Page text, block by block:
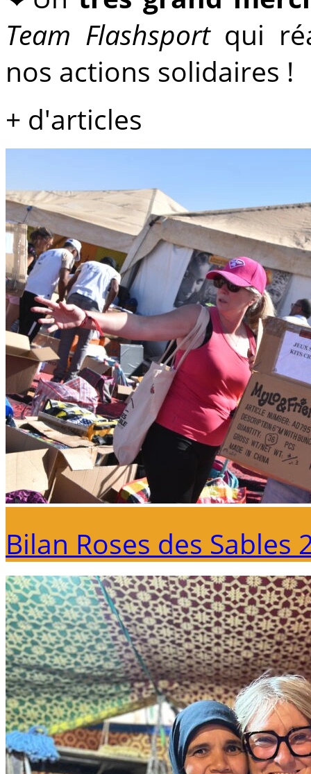
Team Flashsportqui
nos actions solidaires !
+ d'articles
Bilan Roses des Sables